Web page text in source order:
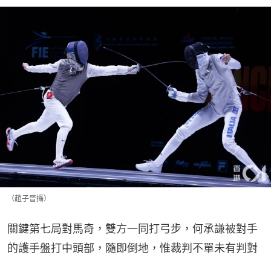
（趙子晉攝）
關鍵第七局對馬奇，雙方一同打弓步，何承謙被對手
的護手盤打中頭部，隨即倒地，惟裁判不單未有判對